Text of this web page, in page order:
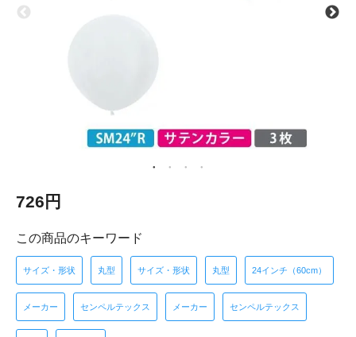
726円
この商品のキーワード
サイズ・形状 丸型 サイズ・形状 丸型 24インチ（60cm）
メーカー センペルテックス メーカー センペルテックス